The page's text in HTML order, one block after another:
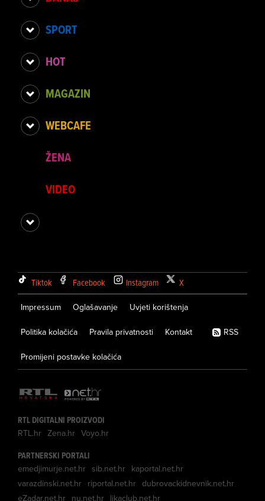
SPORT
HOT
MAGAZIN
WEBCAFE
ŽENA
VIDEO
Tiktok Facebook Instagram X
Impressum Oglašavanje Uvjeti korištenja
Politika kolačića Pravila privatnosti Kontakt
Promijeni postavke kolačića
RSS
RTL DIGITALNI PROIZVODI
RTL.hr Zena.hr Voyo.hr
PARTNERSKI PORTALI
emedjimurje.net.hr sib.net.hr kaportal.net.hr
varazdinski.net.hr riportal.net.hr dubrovackidnevnik.net.hr
eZadar.net.hr nu.net.hr likaclub.net.hr